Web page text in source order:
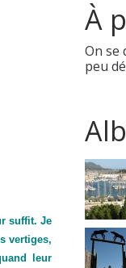
suffit. Je
vertiges,
leur
À
On se
peu